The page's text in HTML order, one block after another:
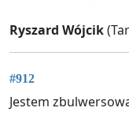
Ryszard Wójcik
#912
Jestem